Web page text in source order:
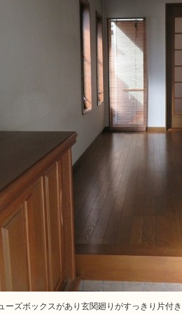
ーズボックスがあり玄関廻りがすっきり片付